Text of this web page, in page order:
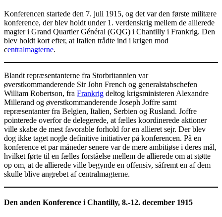
Konferencen startede den 7. juli 1915, og det var den første militære
konference, der blev holdt under 1. verdenskrig mellem de allierede
magter i Grand Quartier Général (GQG) i Chantilly i Frankrig. Den
blev holdt kort efter, at Italien trådte ind i krigen mod
centralmagterne.
Blandt repræsentanterne fra Storbritannien var
øverstkommanderende Sir John French og generalstabschefen
William Robertson, fra Frankrig deltog krigsministeren Alexandre
Millerand og øverstkommanderende Joseph Joffre samt
repræsentanter fra Belgien, Italien, Serbien og Rusland. Joffre
pointerede overfor de delegerede, at fælles koordinerede aktioner
ville skabe de mest favorable forhold for en allieret sejr. Der blev
dog ikke taget nogle definitive initiativer på konferencen. På en
konference et par måneder senere var de mere ambitiøse i deres mål,
hvilket førte til en fælles forståelse mellem de allierede om at støtte
op om, at de allierede ville begynde en offensiv, såfremt en af dem
skulle blive angrebet af centralmagterne.
Den anden Konference i Chantilly, 8.-12. december 1915